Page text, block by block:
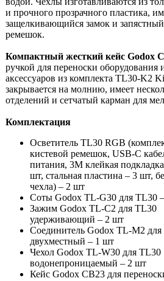
и прочного прозрачного пластика,
защелкивающийся замок и запястный
ремешок.
Компактный жесткий кейс Godox
ручкой для переноски оборудования
аксессуаров из комплекта TL30-K2
закрывается на молнию, имеет
отделений и сетчатый карман для
Комплектация
Осветитель TL30 RGB
кистевой ремешок, USB-C
питания, 3М клейкая
шт, стальная пластина – 3 шт,
чехла) – 2 шт
Соты Godox TL-G30 для TL30
Зажим Godox TL-C2 для TL30
удерживающий – 2 шт
Соединитель Godox TL-M2
двухместный – 1 шт
Чехол Godox TL-W30 для TL30
водонепроницаемый – 2 шт
Кейс Godox CB23 для